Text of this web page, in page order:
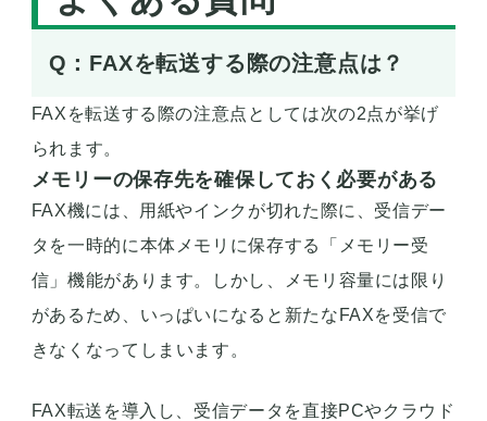
Q：FAXを転送する際の注意点は？
FAXを転送する際の注意点としては次の2点が挙げ
られます。
メモリーの保存先を確保しておく必要がある
FAX機には、用紙やインクが切れた際に、受信デー
タを一時的に本体メモリに保存する「メモリー受
信」機能があります。しかし、メモリ容量には限り
があるため、いっぱいになると新たなFAXを受信で
きなくなってしまいます。
FAX転送を導入し、受信データを直接PCやクラウド